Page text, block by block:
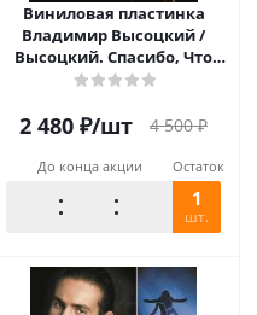
Виниловая пластинка
Владимир Высоцкий /
Высоцкий. Спасибо, Что
Живой (LP)
2 480 ₽/шт 4 500₽
До конца акции Остаток
1
шт.